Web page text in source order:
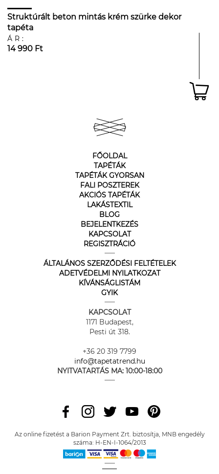
Struktúrált beton mintás krém szürke dekor
tapéta
ÁR:
14 990 Ft
FŐOLDAL
TAPÉTÁK
TAPÉTÁK GYORSAN
FALI POSZTEREK
AKCIÓS TAPÉTÁK
LAKÁSTEXTIL
BLOG
BEJELENTKEZÉS
KAPCSOLAT
REGISZTRÁCIÓ
ÁLTALÁNOS SZERZŐDÉSI FELTÉTELEK
ADETVÉDELMI NYILATKOZAT
KÍVÁNSÁGLISTÁM
GYIK
KAPCSOLAT
1171 Budapest,
Pesti út 318.
+36 20 319 7799
info@tapetatrend.hu
NYITVATARTÁS MA: 10:00-18:00
Az online fizetést a Barion Payment Zrt. biztosítja, MNB engedély
száma: H-EN-I-1064/2013